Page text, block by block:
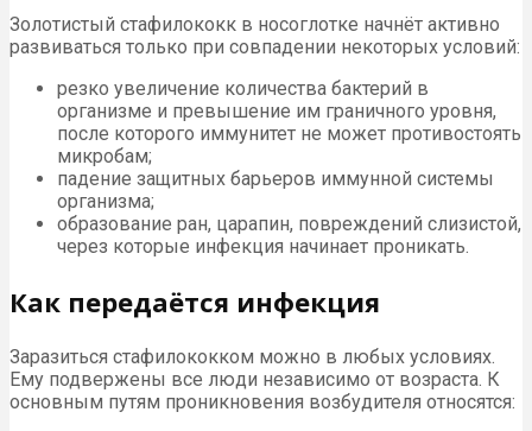
Золотистый стафилококк в носоглотке начнёт активно
развиваться только при совпадении некоторых условий:
резко увеличение количества бактерий в
организме и превышение им граничного уровня,
после которого иммунитет не может противостоять
микробам;
падение защитных барьеров иммунной системы
организма;
образование ран, царапин, повреждений слизистой,
через которые инфекция начинает проникать.
Как передаётся инфекция
Заразиться стафилококком можно в любых условиях.
Ему подвержены все люди независимо от возраста. К
основным путям проникновения возбудителя относятся: